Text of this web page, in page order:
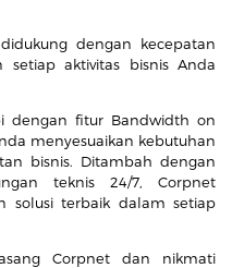
dengan kecepatan
setiap aktivitas bisnis Anda
dengan fitur Bandwidth on
menyesuaikan kebutuhan
bisnis. Ditambah dengan
teknis 24/7, Corpnet
solusi terbaik dalam setiap
Corpnet dan nikmati